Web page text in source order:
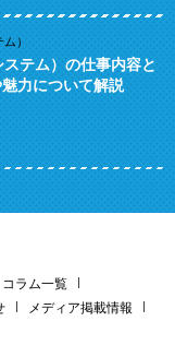
）
ステム）の仕事内容と
力について解説
コラム一覧
メディア掲載情報